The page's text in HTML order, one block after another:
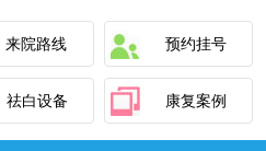
来院路线 预约挂号
祛白设备 康复案例